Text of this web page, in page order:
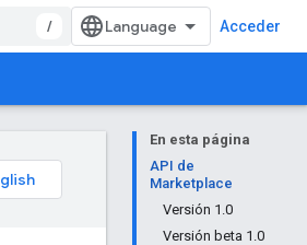
/ Acceder
En esta página
API de
Marketplace
Versión 1.0
Versión beta 1.0